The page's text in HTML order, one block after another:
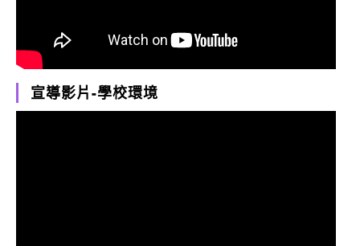
宣導影片-學校環境